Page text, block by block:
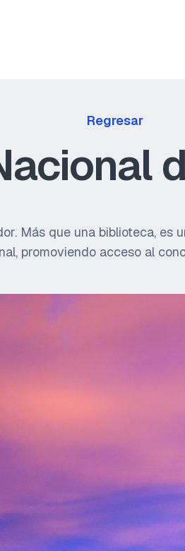
Regresar
Más que una biblioteca,
promoviendo acceso al